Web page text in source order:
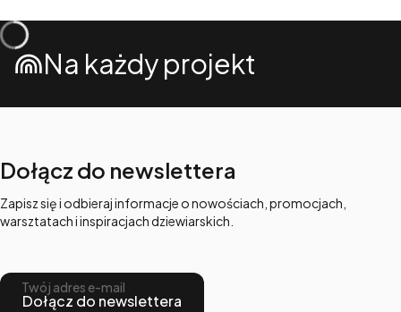
Na każdy projekt
Dołącz do newslettera
Zapisz się i odbieraj informacje o nowościach, promocjach,
warsztatach i inspiracjach dziewiarskich.
Twój adres e-mail
Dołącz do newslettera